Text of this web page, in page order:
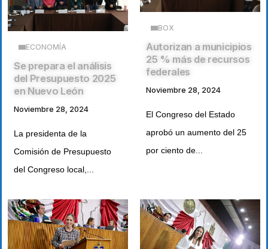
ECONOMÍA
Se prepara el análisis
del Presupuesto 2025
en Nuevo León
Noviembre 28, 2024
La presidenta de la
Comisión de Presupuesto
del Congreso local,...
BOX
Autorizan a municipios
25 % más de recursos
federales
Noviembre 28, 2024
El Congreso del Estado
aprobó un aumento del 25
por ciento de...